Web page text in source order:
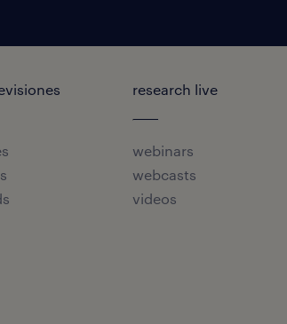
research live
webinars
webcasts
videos